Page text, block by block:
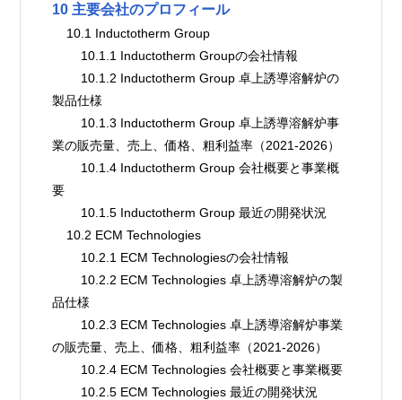
10 主要会社のプロフィール
    10.1 Inductotherm Group
        10.1.1 Inductotherm Groupの会社情報
製品仕様
業の販売量、売上、価格、粗利益率（2021-2026）
要
        10.1.5 Inductotherm Group 最近の開発状況
    10.2 ECM Technologies
        10.2.1 ECM Technologiesの会社情報
品仕様
の販売量、売上、価格、粗利益率（2021-2026）
        10.2.4 ECM Technologies 会社概要と事業概要
        10.2.5 ECM Technologies 最近の開発状況